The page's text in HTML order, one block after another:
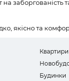
заборгованість
якісно та
Квартири
Будинки